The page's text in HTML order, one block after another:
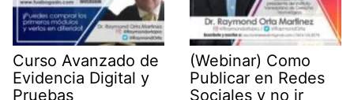
Curso Avanzado de
Evidencia Digital y
Pruebas
(Webinar) Como
Publicar en Redes
Sociales y no ir